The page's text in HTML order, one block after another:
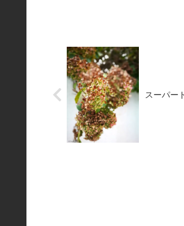
スーパー